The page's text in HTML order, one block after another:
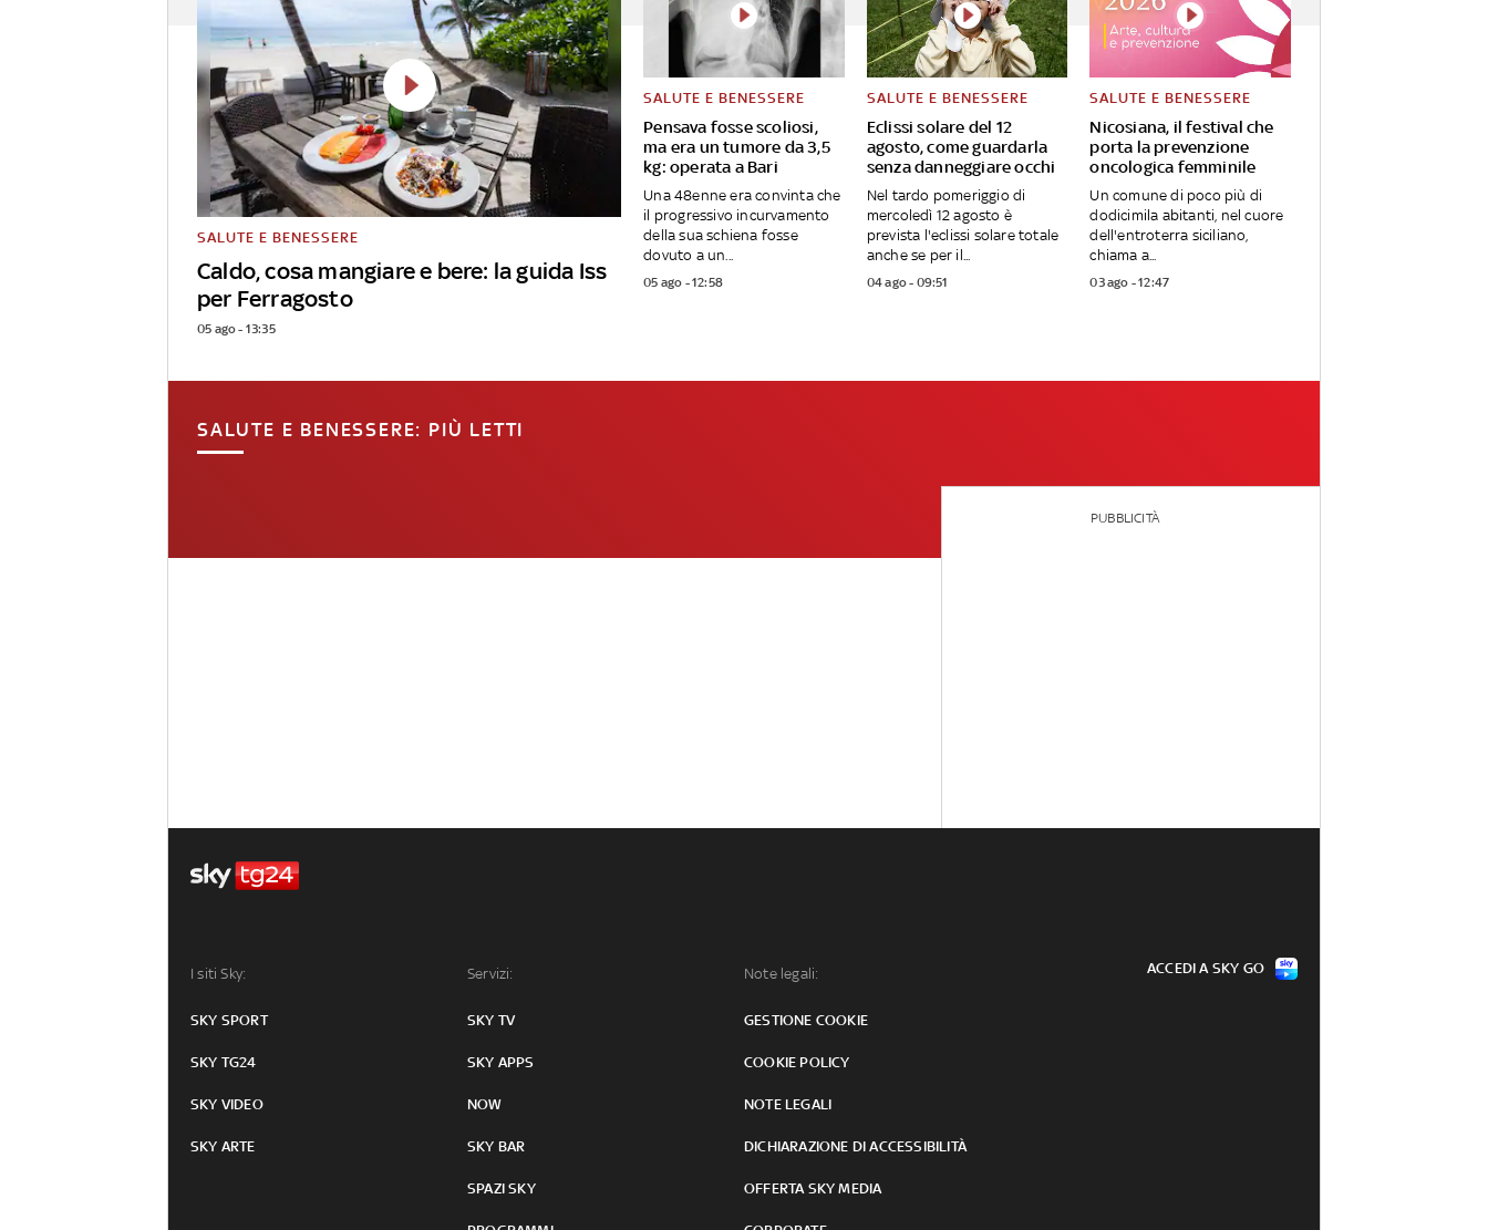
Caldo, cosa mangiare e bere: la guida Iss
per Ferragosto
SALUTE E BENESSERE
05 ago - 13:35
Pensava fosse scoliosi,
ma era un tumore da 3,5
kg: operata a Bari
SALUTE E BENESSERE
Una 48enne era convinta che
il progressivo incurvamento
della sua schiena fosse
dovuto a un...
05 ago - 12:58
Eclissi solare del 12
agosto, come guardarla
senza danneggiare occhi
SALUTE E BENESSERE
Nel tardo pomeriggio di
mercoledì 12 agosto è
prevista l'eclissi solare totale
anche se per il...
04 ago - 09:51
Nicosiana, il festival che
porta la prevenzione
oncologica femminile
SALUTE E BENESSERE
Un comune di poco più di
dodicimila abitanti, nel cuore
dell'entroterra siciliano,
chiama a...
03 ago - 12:47
SALUTE E BENESSERE: PIÙ LETTI
PUBBLICITÀ
I siti Sky:
SKY SPORT
SKY TG24
SKY VIDEO
SKY ARTE
Servizi:
SKY TV
SKY APPS
NOW
SKY BAR
SPAZI SKY
Note legali:
GESTIONE COOKIE
COOKIE POLICY
NOTE LEGALI
DICHIARAZIONE DI ACCESSIBILITÀ
OFFERTA SKY MEDIA
ACCEDI A SKY GO